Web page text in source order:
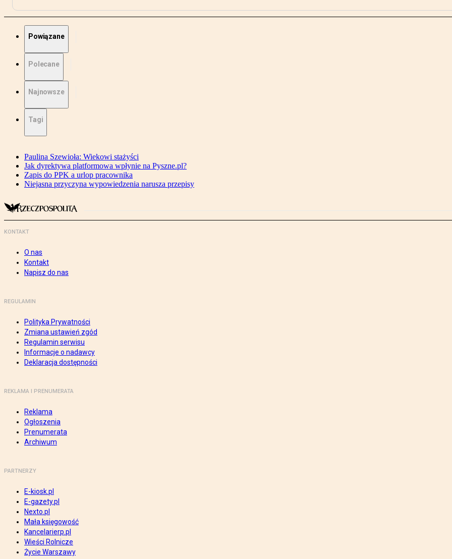
Powiązane
Polecane
Najnowsze
Tagi
Paulina Szewioła: Wiekowi stażyści
Jak dyrektywa platformowa wpłynie na Pyszne.pl?
Zapis do PPK a urlop pracownika
Niejasna przyczyna wypowiedzenia narusza przepisy
KONTAKT
O nas
Kontakt
Napisz do nas
REGULAMIN
Polityka Prywatności
Zmiana ustawień zgód
Regulamin serwisu
Informacje o nadawcy
Deklaracja dostępności
REKLAMA I PRENUMERATA
Reklama
Ogłoszenia
Prenumerata
Archiwum
PARTNERZY
E-kiosk.pl
E-gazety.pl
Nexto.pl
Mała księgowość
Kancelarierp.pl
Wieści Rolnicze
Życie Warszawy